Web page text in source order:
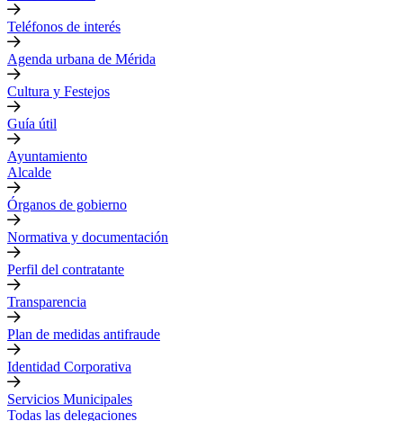
Teléfonos de interés
Agenda urbana de Mérida
Cultura y Festejos
Guía útil
Ayuntamiento
Alcalde
Órganos de gobierno
Normativa y documentación
Perfil del contratante
Transparencia
Plan de medidas antifraude
Identidad Corporativa
Servicios Municipales
Todas las delegaciones